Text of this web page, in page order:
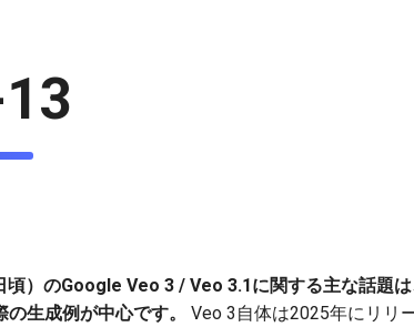
）のGoogle Veo 3 / Veo 3.1に関する主な話題は
生成例が中心です。
Veo 3自体は2025年にリリ